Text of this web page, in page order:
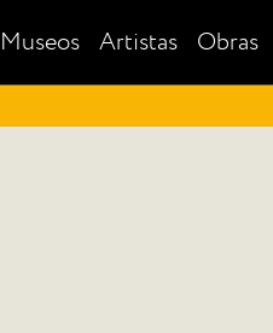
Museos Artistas Obras